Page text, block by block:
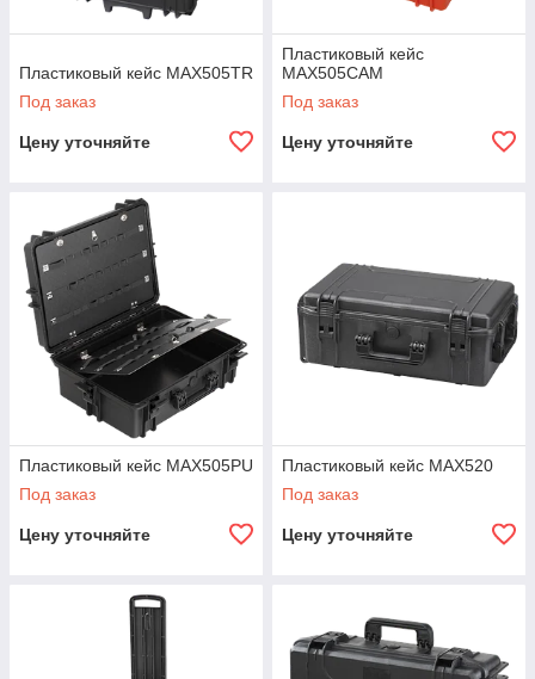
Пластиковый кейс MAX505TR
Под заказ
Цену уточняйте
Пластиковый кейс
MAX505CAM
Под заказ
Цену уточняйте
Пластиковый кейс MAX505PU
Под заказ
Цену уточняйте
Пластиковый кейс MAX520
Под заказ
Цену уточняйте